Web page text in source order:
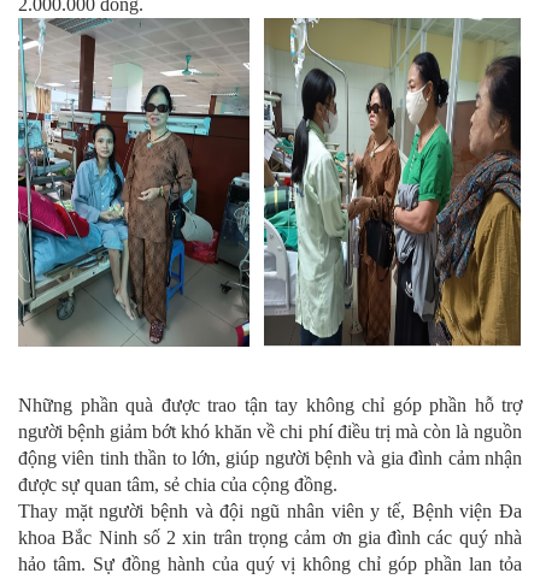
2.000.000 đồng.
Những phần quà được trao tận tay không chỉ góp phần hỗ trợ
người bệnh giảm bớt khó khăn về chi phí điều trị mà còn là nguồn
động viên tinh thần to lớn, giúp người bệnh và gia đình cảm nhận
được sự quan tâm, sẻ chia của cộng đồng.
Thay mặt người bệnh và đội ngũ nhân viên y tế, Bệnh viện Đa
khoa Bắc Ninh số 2 xin trân trọng cảm ơn gia đình các quý nhà
hảo tâm. Sự đồng hành của quý vị không chỉ góp phần lan tỏa